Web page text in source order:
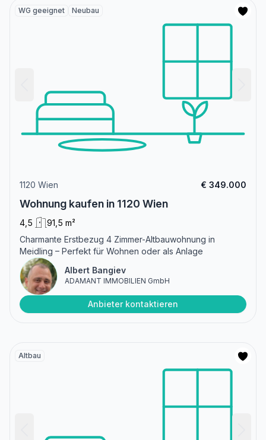
WG geeignet Neubau
1120 Wien € 349.000
Wohnung kaufen in 1120 Wien
4,5
91,5 m²
Charmante Erstbezug 4 Zimmer-Altbauwohnung in
Meidling – Perfekt für Wohnen oder als Anlage
Albert Bangiev
ADAMANT IMMOBILIEN GmbH
Anbieter kontaktieren
Altbau